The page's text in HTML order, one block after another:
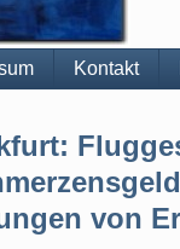
Kontakt
von